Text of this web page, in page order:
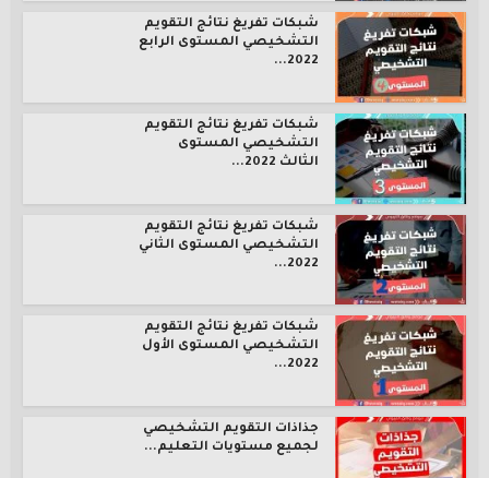
شبكات تفريغ نتائج التقويم
التشخيصي المستوى الرابع
2022...
شبكات تفريغ نتائج التقويم
التشخيصي المستوى
الثالث 2022...
شبكات تفريغ نتائج التقويم
التشخيصي المستوى الثاني
2022...
شبكات تفريغ نتائج التقويم
التشخيصي المستوى الأول
2022...
جذاذات التقويم التشخيصي
لجميع مستويات التعليم...